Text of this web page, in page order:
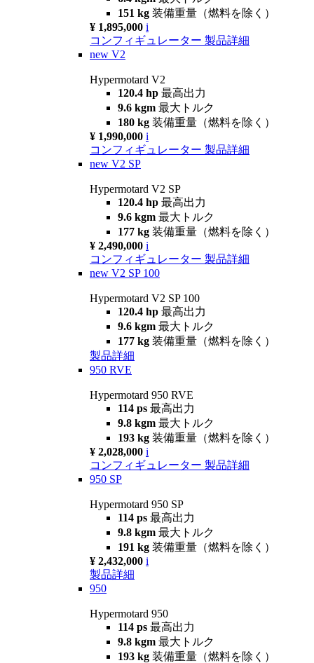
151 kg 装備重量（燃料を除く）
¥ 1,895,000 i
コンフィギュレーター 製品詳細
new V2
Hypermotard V2
120.4 hp 最高出力
9.6 kgm 最大トルク
180 kg 装備重量（燃料を除く）
¥ 1,990,000 i
コンフィギュレーター 製品詳細
new V2 SP
Hypermotard V2 SP
120.4 hp 最高出力
9.6 kgm 最大トルク
177 kg 装備重量（燃料を除く）
¥ 2,490,000 i
コンフィギュレーター 製品詳細
new V2 SP 100
Hypermotard V2 SP 100
120.4 hp 最高出力
9.6 kgm 最大トルク
177 kg 装備重量（燃料を除く）
製品詳細
950 RVE
Hypermotard 950 RVE
114 ps 最高出力
9.8 kgm 最大トルク
193 kg 装備重量（燃料を除く）
¥ 2,028,000 i
コンフィギュレーター 製品詳細
950 SP
Hypermotard 950 SP
114 ps 最高出力
9.8 kgm 最大トルク
191 kg 装備重量（燃料を除く）
¥ 2,432,000 i
製品詳細
950
Hypermotard 950
114 ps 最高出力
9.8 kgm 最大トルク
193 kg 装備重量（燃料を除く）